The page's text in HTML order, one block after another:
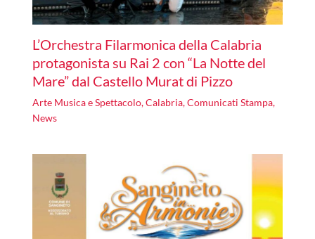
L’Orchestra Filarmonica della Calabria
protagonista su Rai 2 con “La Notte del
Mare” dal Castello Murat di Pizzo
Arte Musica e Spettacolo,Calabria,Comunicati Stampa,
News